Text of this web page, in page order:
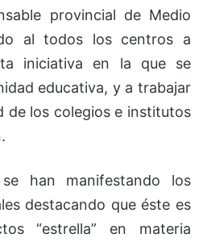
provincial de Medio
al todos los centros a
iniciativa en la que se
educativa, y a trabajar
de los colegios e institutos
han manifestando los
destacando que éste es
“estrella” en materia